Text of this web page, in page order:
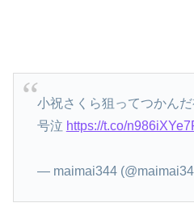
小祝さくら狙ってつかん
号泣 https://t.co/
— maimai344